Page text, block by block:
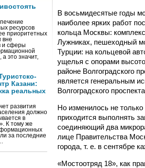
ресурсов
приоритетных
вне
и сферы
это значит,
Казани:
реальных
развития
должно
в
К тому же
за последние
В восьмидесятые годы
наиболее ярких работ
кольца Москвы:
Лужниках, пешеходный
Турции: на кольцевой
ущелья с опорами
районе Волгоградского
является генеральным
Волгоградского
Но изменилось не
приходится выполнять
соединяющий два
лице Правительства
города, т. е. в сентябре
«Мостоотряд 18», как